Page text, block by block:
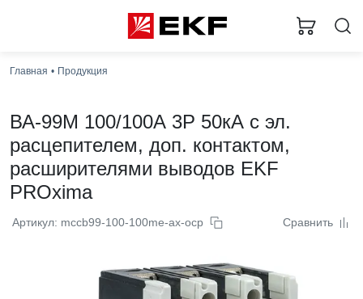
Главная Продукция
ВА-99М 100/100А 3P 50кА с эл.
расцепителем, доп. контактом,
расширителями выводов EKF
PROxima
Артикул: mccb99-100-100me-ax-ocp Сравнить